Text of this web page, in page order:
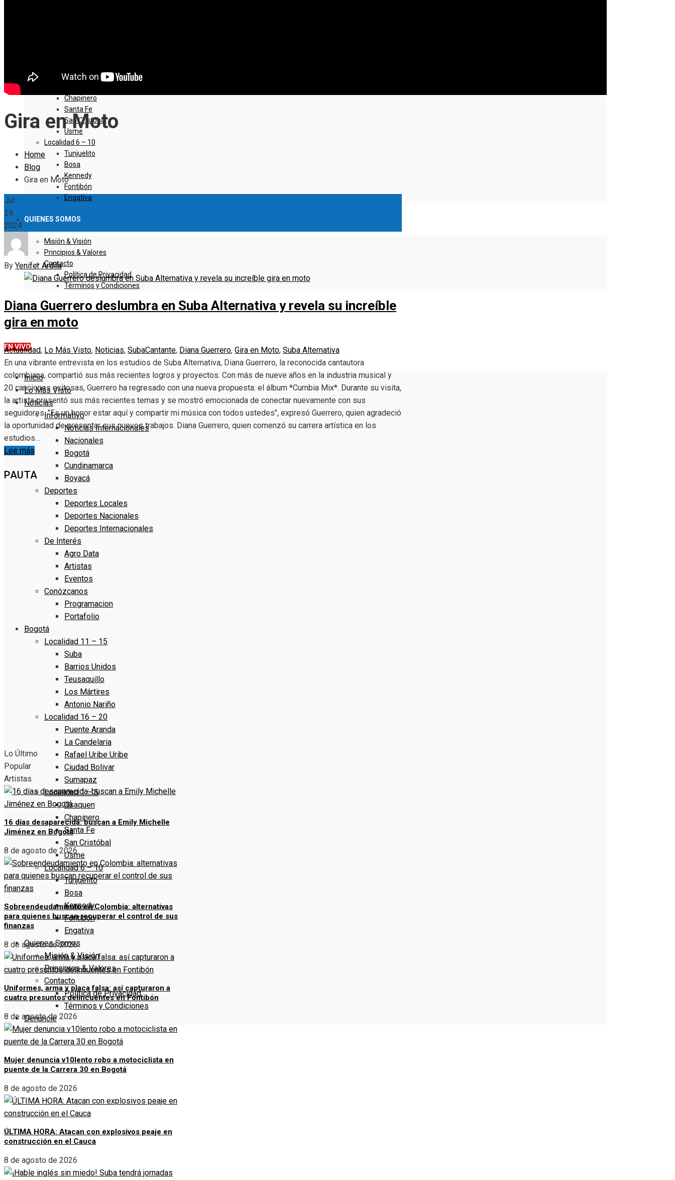
Localidad 1 – 5
Chapinero
Santa Fe
San Cristóbal
Usme
Localidad 6 – 10
Tunjuelito
Bosa
Kennedy
Fontibón
Engativa
QUIENES SOMOS
Misión & Visión
Principios & Valores
Contacto
Política de Privacidad
Términos y Condiciones
DENUNCIE
EN VIVO
Inicio
Lo Más Visto
Noticias
Informativo
Noticias Internacionales
Nacionales
Bogotá
Cundinamarca
Boyacá
Deportes
Deportes Locales
Deportes Nacionales
Deportes Internacionales
De Interés
Agro Data
Artistas
Eventos
Conózcanos
Programacion
Portafolio
Bogotá
Localidad 11 – 15
Suba
Barrios Unidos
Teusaquillo
Los Mártires
Antonio Nariño
Localidad 16 – 20
Puente Aranda
La Candelaria
Rafael Uribe Uribe
Ciudad Bolivar
Sumapaz
Localidad 1 – 5
Usaquen
Chapinero
Santa Fe
San Cristóbal
Usme
Localidad 6 – 10
Tunjuelito
Bosa
Kennedy
Fontibón
Engativa
Quienes Somos
Misión & Visión
Principios & Valores
Contacto
Política de Privacidad
Términos y Condiciones
Denuncie
Gira en Moto
Home
Blog
Gira en Moto
Jul
29
2024
By Yenifer Ardila
Diana Guerrero deslumbra en Suba Alternativa y revela su increíble
gira en moto
Actualidad, Lo Más Visto, Noticias, SubaCantante, Diana Guerrero, Gira en Moto, Suba Alternativa
En una vibrante entrevista en los estudios de Suba Alternativa, Diana Guerrero, la reconocida cantautora
colombiana, compartió sus más recientes logros y proyectos. Con más de nueve años en la industria musical y
20 canciones exitosas, Guerrero ha regresado con una nueva propuesta: el álbum *Cumbia Mix*. Durante su visita,
la artista presentó sus más recientes temas y se mostró emocionada de conectar nuevamente con sus
seguidores. "Es un honor estar aquí y compartir mi música con todos ustedes", expresó Guerrero, quien agradeció
la oportunidad de presentar sus nuevos trabajos. Diana Guerrero, quien comenzó su carrera artística en los
estudios…
Lee más
PAUTA
Lo Último
Popular
Artistas
16 días desaparecida: buscan a Emily Michelle
Jiménez en Bogotá
8 de agosto de 2026
Sobreendeudamiento en Colombia: alternativas
para quienes buscan recuperar el control de sus
finanzas
8 de agosto de 2026
Uniformes, arma y placa falsa: así capturaron a
cuatro presuntos delincuentes en Fontibón
8 de agosto de 2026
Mujer denuncia v10lento robo a motociclista en
puente de la Carrera 30 en Bogotá
8 de agosto de 2026
ÚLTIMA HORA: Atacan con explosivos peaje en
construcción en el Cauca
8 de agosto de 2026